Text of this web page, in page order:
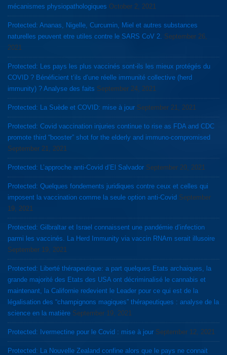
mécanismes physiopathologiques October 2, 2021
Protected: Ananas, Nigelle, Curcumin, Miel et autres substances
naturelles peuvent etre utiles contre le SARS CoV 2. September 26,
2021
Protected: Les pays les plus vaccinés sont-ils les mieux protégés du
COVID ? Bénéficient t’ils d’une réelle immunité collective (herd
immunity) ? Analyse des faits September 24, 2021
Protected: La Suède et COVID: mise à jour September 21, 2021
Protected: Covid vaccination injuries continue to rise as FDA and CDC
promote third “booster” shot for the elderly and immuno-compromised
September 21, 2021
Protected: L’approche anti-Covid d’El Salvador September 20, 2021
Protected: Quelques fondements juridiques contre ceux et celles qui
imposent la vaccination comme la seule option anti-Covid September
19, 2021
Protected: Gilbraltar et Israel connaissent une pandémie d’infection
parmi les vaccinés. La Herd Immunity via vaccin RNAm serait illusoire
September 19, 2021
Protected: Liberté thérapeutique: a part quelques Etats archaiques, la
grande majorité des Etats des USA ont décriminalisé le cannabis et
maintenant, la Californie redevient le Leader pour ce qui est de la
légalisation des “champignons magiques” thérapeutiques : analyse de la
science en la matière September 19, 2021
Protected: Ivermectine pour le Covid : mise à jour September 12, 2021
Protected: La Nouvelle Zealand confine alors que le pays ne connait